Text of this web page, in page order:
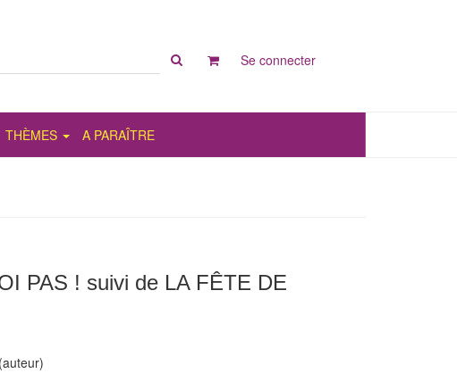
sur
Se connecter
THÈMES A PARAÎTRE
PAS ! suivi de LA FÊTE DE
(auteur)